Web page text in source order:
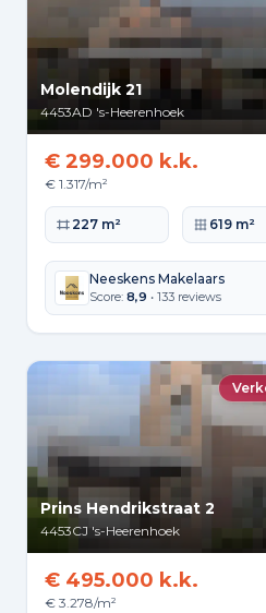
Molendijk 21
4453AD 's-Heerenhoek
€ 299.000 k.k.
€ 1.317/m²
Woonoppervlakte
227 m² 619 m²
Neeskens Makelaars
Score: 8,9 • 133 reviews
Prins Hendrikstraat 2
4453CJ 's-Heerenhoek
€ 495.000 k.k.
€ 3.278/m²